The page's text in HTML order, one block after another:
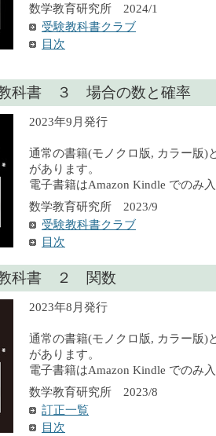
数学教育研究所 2024/1
受験教科書クラブ
目次
科書 ３ 場合の数と確率
2023年9月発行
通常の書籍(モノクロ版, カラー版)
があります。
電子書籍はAmazon Kindle でのみ
数学教育研究所 2023/9
受験教科書クラブ
目次
教科書 ２ 関数
2023年8月発行
通常の書籍(モノクロ版, カラー版)
があります。
電子書籍はAmazon Kindle でのみ
数学教育研究所 2023/8
訂正一覧
目次